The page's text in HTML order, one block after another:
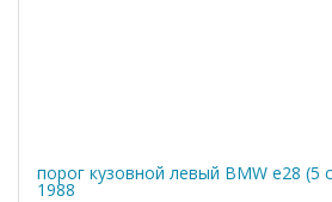
порог кузовной левый BMW е28 (5
1988